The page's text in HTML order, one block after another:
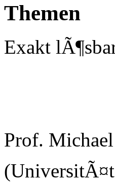
Themen
Exakt
Prof.